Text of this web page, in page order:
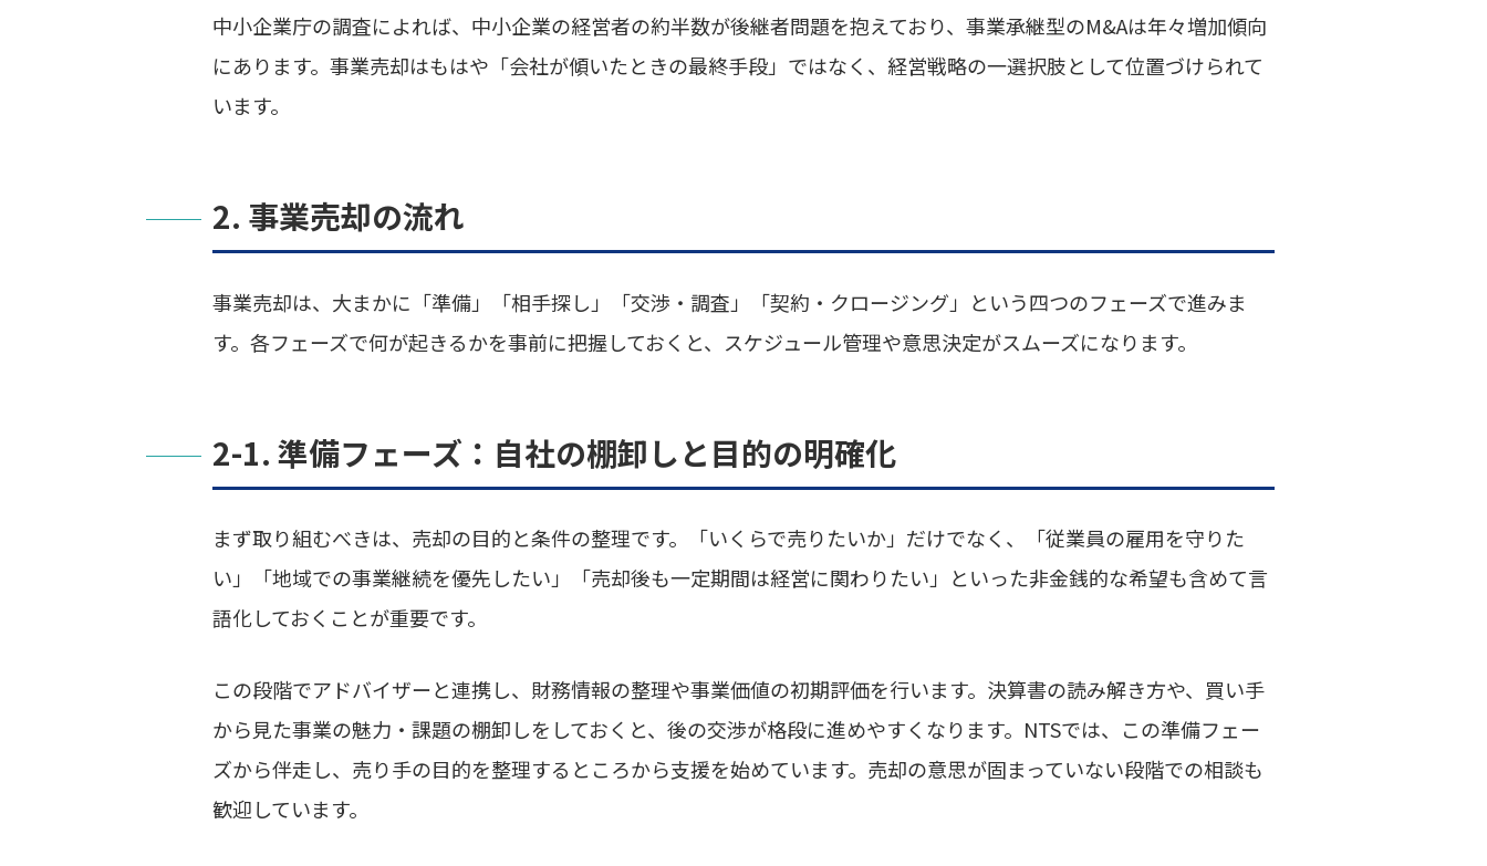
中小企業庁の調査によれば、中小企業の経営者の約半数が後継者問題を抱えており、事業承継型のM&Aは年々増加傾向
にあります。事業売却はもはや「会社が傾いたときの最終手段」ではなく、経営戦略の一選択肢として位置づけられて
います。
2. 事業売却の流れ
事業売却は、大まかに「準備」「相手探し」「交渉・調査」「契約・クロージング」という四つのフェーズで進みま
す。各フェーズで何が起きるかを事前に把握しておくと、スケジュール管理や意思決定がスムーズになります。
2-1. 準備フェーズ：自社の棚卸しと目的の明確化
まず取り組むべきは、売却の目的と条件の整理です。「いくらで売りたいか」だけでなく、「従業員の雇用を守りた
い」「地域での事業継続を優先したい」「売却後も一定期間は経営に関わりたい」といった非金銭的な希望も含めて言
語化しておくことが重要です。
この段階でアドバイザーと連携し、財務情報の整理や事業価値の初期評価を行います。決算書の読み解き方や、買い手
から見た事業の魅力・課題の棚卸しをしておくと、後の交渉が格段に進めやすくなります。NTSでは、この準備フェー
ズから伴走し、売り手の目的を整理するところから支援を始めています。売却の意思が固まっていない段階での相談も
歓迎しています。